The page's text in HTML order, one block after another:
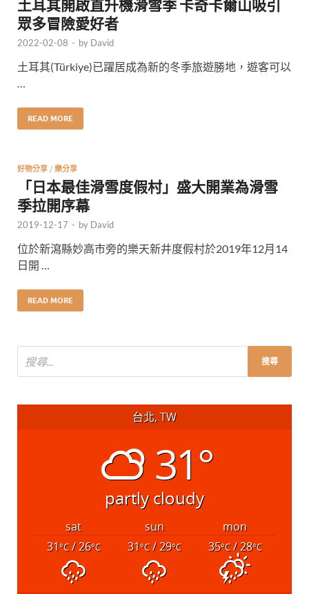
土耳其開啟直升機滑雪季 卡奇卡爾山吸引
眾多冒險愛好者
2022-02-08 - by David
土耳其(Türkiye)已躍居成為新的冬季旅遊勝地，遊客可以
…
READ MORE
好物分享 / 樂分享
「日本最佳滑雪度假村」盛大開業為滑雪
季拉開序幕
2019-12-17 - by David
位於新瀉縣妙高市旁的樂天新井度假村於2019年12月14
日開 …
READ MORE
台北, TW
31°
partly cloudy
sat sun
mon
31°C/ 26°C 31°C/ 29°C 35°C/ 28°C